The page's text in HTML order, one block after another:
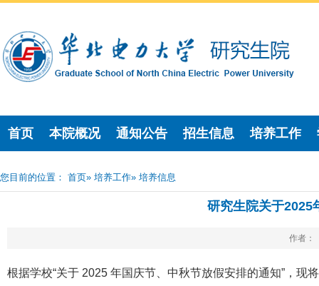
首页 本院概况 通知公告 招生信息 培养工作
您目前的位置： 首页» 培养工作» 培养信息
研究生院关于2025
作者：
根据学校“关于 2025 年国庆节、中秋节放假安排的通知”，现